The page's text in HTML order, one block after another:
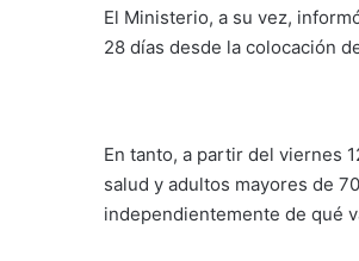
El Ministerio, a su vez,
28 días desde la colocación
En tanto, a partir del viernes
salud y adultos mayores de
independientemente de qué